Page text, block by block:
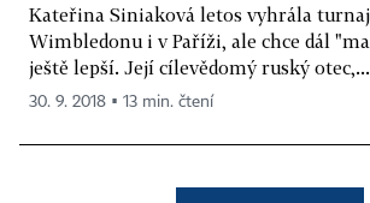
Kateřina Siniaková letos vyhrála
Wimbledonu i v Paříži, ale chce dál
ještě lepší. Její cílevědomý ruský otec,...
30. 9. 2018 ▪ 13 min. čtení